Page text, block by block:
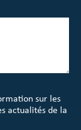
sur les
actualités de la